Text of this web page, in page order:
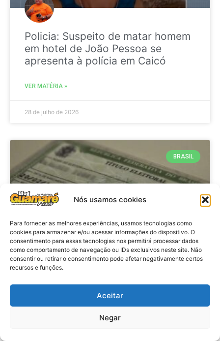
Nós usamos cookies
Para fornecer as melhores experiências, usamos tecnologias como
cookies para armazenar e/ou acessar informações do dispositivo. O
consentimento para essas tecnologias nos permitirá processar dados
como comportamento de navegação ou IDs exclusivos neste site. Não
consentir ou retirar o consentimento pode afetar negativamente certos
recursos e funções.
Aceitar
Negar
Policia: Suspeito de matar homem
em hotel de João Pessoa se
apresenta à polícia em Caicó
VER MATÉRIA »
28 de julho de 2026
BRASIL
Brasil: Policia Federal investiga
antes das eleições